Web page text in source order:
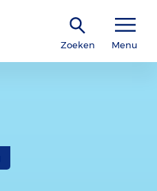
Zoeken Menu